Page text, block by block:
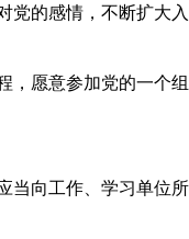
的感情，不断扩大入
愿意参加党的一个
向工作、学习单位